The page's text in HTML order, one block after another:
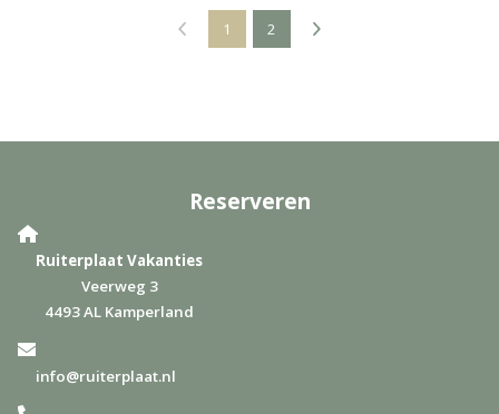
1 2
Reserveren
Ruiterplaat Vakanties
Veerweg 3
4493 AL Kamperland
info@ruiterplaat.nl